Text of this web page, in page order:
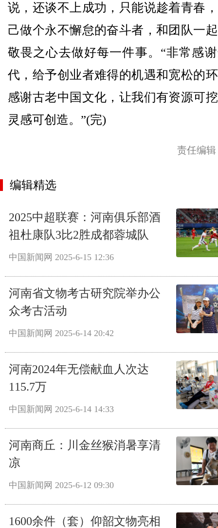
说，还谈不上成功，只能说趁着青春
己做个永不懈怠的奋斗者，和团队一
敬畏之心去做好每一件事。“非常感
代，给予创业者难得的机遇和宽松的
感谢古老中国文化，让我们有资源可
灵感可创造。”(完)
责任编
编辑精选
2025中超联赛：河南俱乐部酒
祖杜康队3比2胜成都蓉城队
中国新闻网 2025-6-15 12:36
河南省文物考古研究院举办公
众考古活动
中国新闻网 2025-6-14 20:42
河南2024年无偿献血人次达
115.7万
中国新闻网 2025-6-14 14:33
河南商丘：川金丝猴消暑享清
凉
中国新闻网 2025-6-12 09:30
1600余件（套）仰韶文物亮相